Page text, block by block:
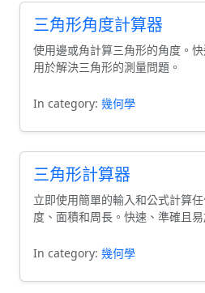
三角形角度計算器
使用邊或角計算三角形的角度。
用於解決三角形的測量問題。
In category: 幾何學
三角形計算器
立即使用簡單的輸入和公式計算
度、面積和周長。快速、準確且易
In category: 幾何學